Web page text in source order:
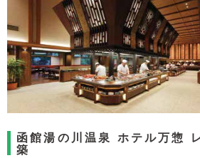
函館湯の川温泉 ホテル万惣
築